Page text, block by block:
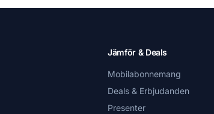
Jämför & Deals
Mobilabonnemang
Deals & Erbjudanden
Presenter